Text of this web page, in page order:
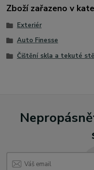
Zboží zařazeno v
Exteriér
Auto Finesse
Čištění skla a tekuté